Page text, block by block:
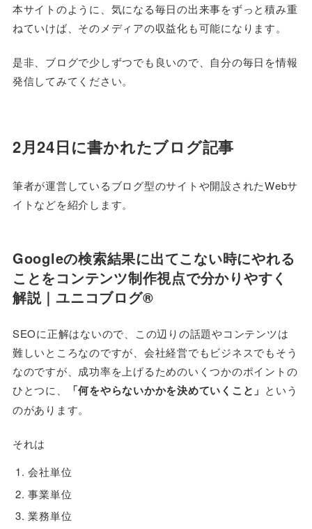
本サイトのように、気になる毎日の出来事をずっと積み重
ねていけば、そのメディアの収益化も可能になります。
是非、ブログで少しずつでも良いので、自分の毎日を情報
発信してみてください。
2月24日に書かれたブログ記事
筆者が運営しているブログ型のサイトや開設されたWebサ
イトなどを紹介します。
Googleの検索結果に出てこない時にやれる
ことをコンテンツ制作視点で分かりやすく
解説｜ユニコブログ®
SEOに正解はないので、この辺りの話題やコンテンツは
難しいところなのですが、会社経営でもビジネスでもそう
なのですが、成功率を上げるためのいくつかのポイントの
ひとつに、
「何をやらないかかを決めていくこと」 という
のがあります。
それは
会社単位
事業単位
業務単位